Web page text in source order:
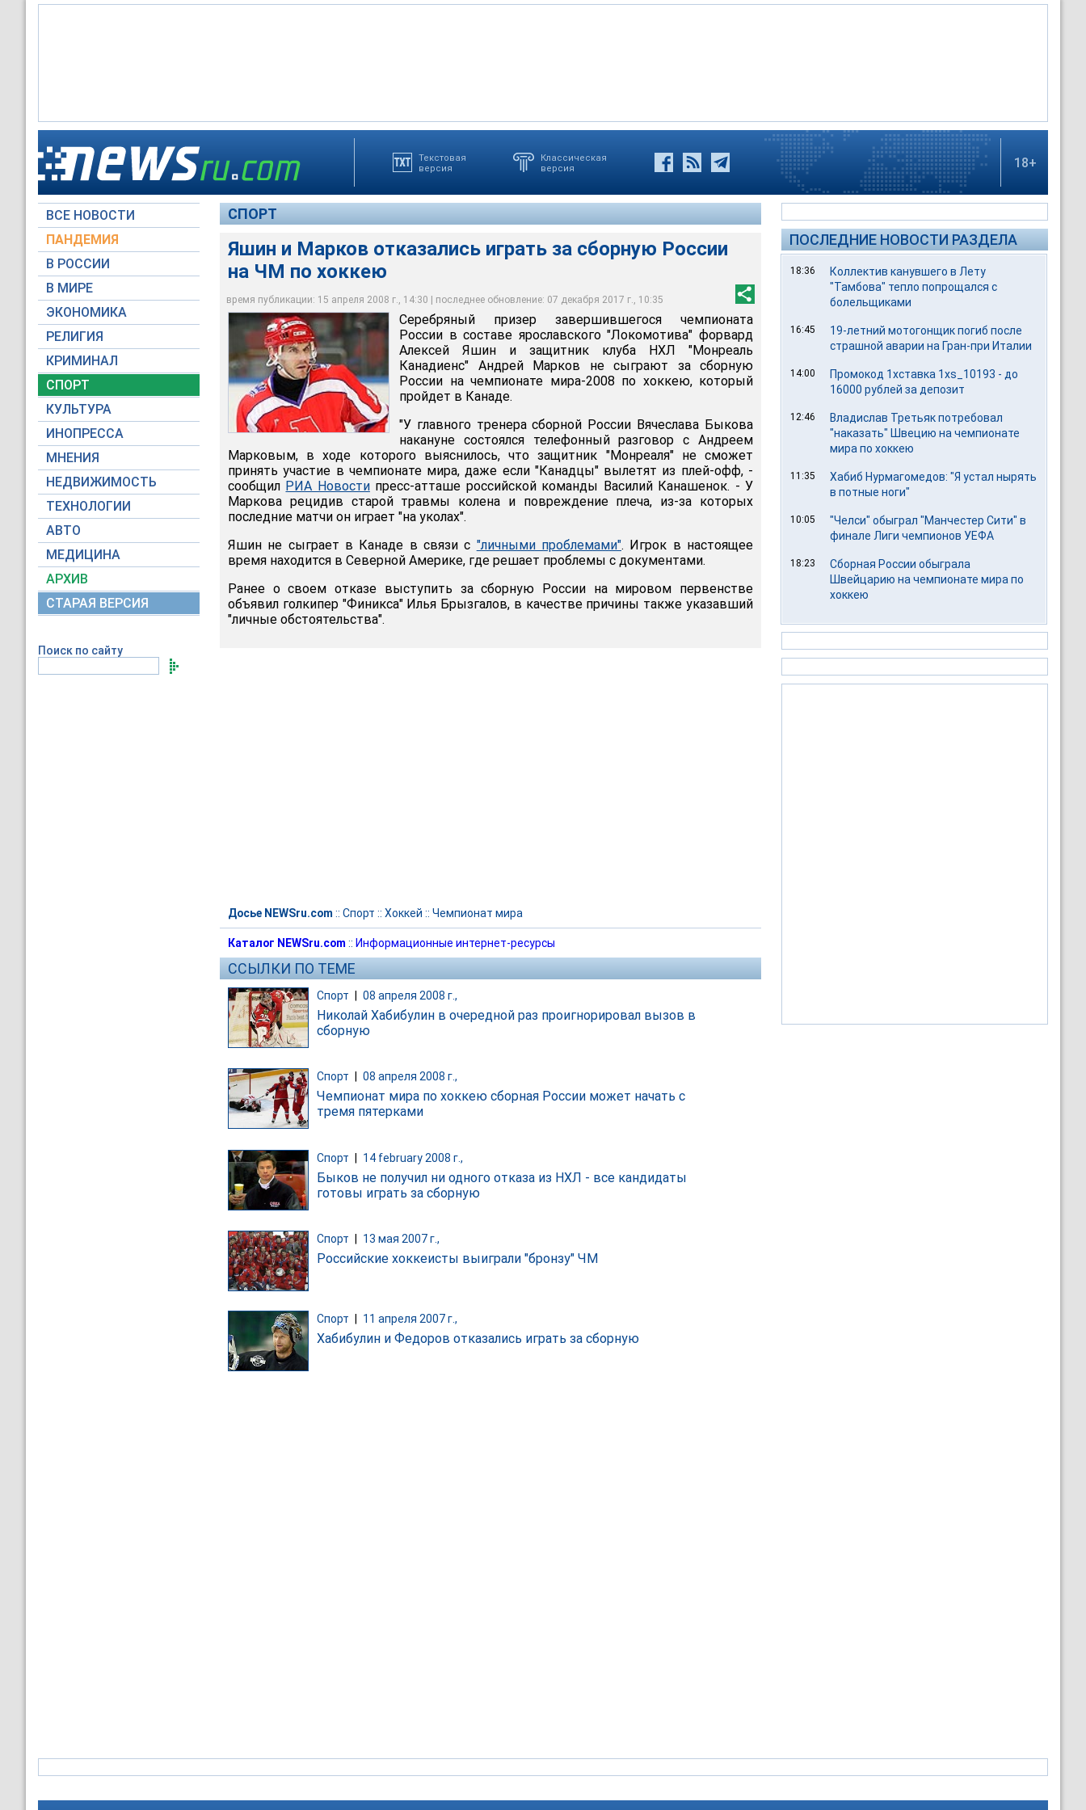
Текстовая
версия
Классическая
версия
18+
ВСЕ НОВОСТИ
ПАНДЕМИЯ
В РОССИИ
В МИРЕ
ЭКОНОМИКА
РЕЛИГИЯ
КРИМИНАЛ
СПОРТ
КУЛЬТУРА
ИНОПРЕССА
МНЕНИЯ
НЕДВИЖИМОСТЬ
ТЕХНОЛОГИИ
АВТО
МЕДИЦИНА
АРХИВ
СТАРАЯ ВЕРСИЯ
Поиск по сайту
СПОРТ
Яшин и Марков отказались играть за сборную России
на ЧМ по хоккею
время публикации: 15 апреля 2008 г., 14:30 | последнее обновление: 07 декабря 2017 г., 10:35
Алексей Яшин
ttp://www.islandersarmy.com
Серебряный призер завершившегося чемпионата
России в составе ярославского "Локомотива" форвард
Алексей Яшин и защитник клуба НХЛ "Монреаль
Канадиенс" Андрей Марков не сыграют за сборную
России на чемпионате мира-2008 по хоккею, который
пройдет в Канаде.
"У главного тренера сборной России Вячеслава Быкова
накануне состоялся телефонный разговор с Андреем
Марковым, в ходе которого выяснилось, что защитник "Монреаля" не сможет
принять участие в чемпионате мира, даже если "Канадцы" вылетят из плей-офф, -
сообщил РИА Новостипресс-атташе российской команды Василий Канашенок. - У
Маркова рецидив старой травмы колена и повреждение плеча, из-за которых
последние матчи он играет "на уколах".
Яшин не сыграет в Канаде в связи с "личными проблемами". Игрок в настоящее
время находится в Северной Америке, где решает проблемы с документами.
Ранее о своем отказе выступить за сборную России на мировом первенстве
объявил голкипер "Финикса" Илья Брызгалов, в качестве причины также указавший
"личные обстоятельства".
Досье NEWSru.com :: Спорт :: Хоккей :: Чемпионат мира
Каталог NEWSru.com :: Информационные интернет-ресурсы
ССЫЛКИ ПО ТЕМЕ
Спорт 08 апреля 2008 г.,
Николай Хабибулин в очередной раз проигнорировал вызов в
сборную
Спорт 08 апреля 2008 г.,
Чемпионат мира по хоккею сборная России может начать с
тремя пятерками
Спорт | 14 february 2008 г.,
Быков не получил ни одного отказа из НХЛ - все кандидаты
готовы играть за сборную
Спорт 13 мая 2007 г.,
Российские хоккеисты выиграли "бронзу" ЧМ
Спорт 11 апреля 2007 г.,
Хабибулин и Федоров отказались играть за сборную
ПОСЛЕДНИЕ НОВОСТИ РАЗДЕЛА
18:36
Коллектив канувшего в Лету
"Тамбова" тепло попрощался с
болельщиками
16:45
19-летний мотогонщик погиб после
страшной аварии на Гран-при Италии
14:00
Промокод 1хставка 1xs_10193 - до
16000 рублей за депозит
12:46
Владислав Третьяк потребовал
"наказать" Швецию на чемпионате
мира по хоккею
11:35
Хабиб Нурмагомедов: "Я устал нырять
в потные ноги"
10:05
"Челси" обыграл "Манчестер Сити" в
финале Лиги чемпионов УЕФА
18:23
Сборная России обыграла
Швейцарию на чемпионате мира по
хоккею